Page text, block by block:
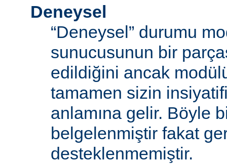
Deneysel
“Deneysel” durumu
sunucusunun bir
edildiğini ancak
tamamen sizin
anlamına gelir. Böyle
belgelenmiştir fakat
desteklenmemiştir.